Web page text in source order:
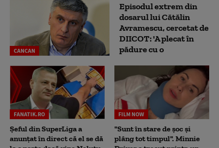
CANCAN
Episodul extrem din
dosarul lui Cătălin
Avramescu, cercetat de
DIICOT: 'A plecat în
pădure cu o
FANATIK.RO
Șeful din SuperLiga a
anunțat în direct că el se dă
FILM NOW
"Sunt în stare de șoc și
plâng tot timpul". Minnie